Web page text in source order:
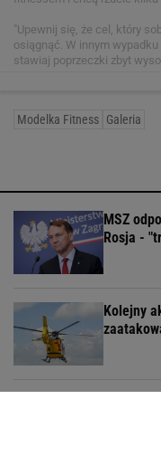
"Upewnij się, że cel, który
osiągnąć. W innym
stawiaj poprzeczki zbyt
Modelka Fitness Galeria
MSZ
Rosja -
Kolejny